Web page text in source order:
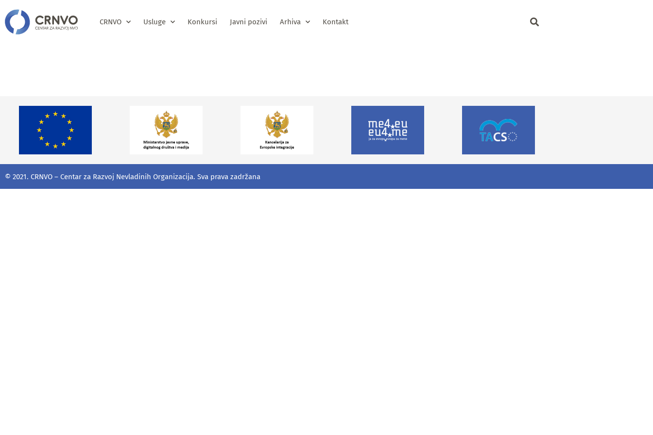
CRNVO Usluge Konkursi Javni pozivi Arhiva Kontakt
© 2021. CRNVO – Centar za Razvoj Nevladinih Organizacija. Sva prava zadržana